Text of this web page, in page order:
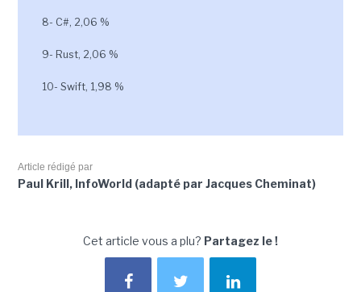
8- C#, 2,06 %
9- Rust, 2,06 %
10- Swift, 1,98 %
Article rédigé par
Paul Krill, InfoWorld (adapté par Jacques Cheminat)
Cet article vous a plu? Partagez le !